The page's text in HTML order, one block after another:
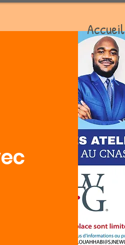
Accueil